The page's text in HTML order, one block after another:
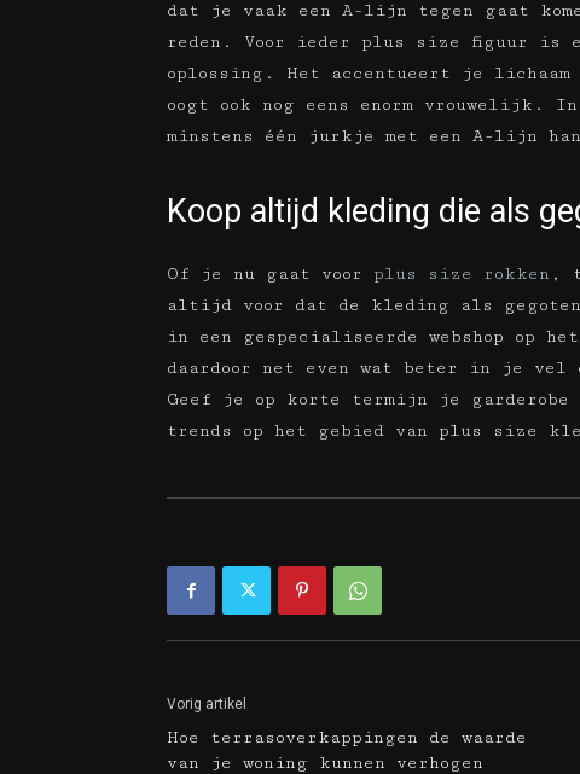
dat je vaak een A-lijn tegen gaat
reden. Voor ieder plus size figuur is
oplossing. Het accentueert je
oogt ook nog eens enorm vrouwelijk.
minstens één jurkje met een A-lijn
Koop altijd kleding die als
Of je nu gaat voor plus size rokken ,
altijd voor dat de kleding als gegoten
in een gespecialiseerde webshop op
daardoor net even wat beter in je
Geef je op korte termijn je garderobe
trends op het gebied van plus size
Vorig artikel
Hoe terrasoverkappingen de waarde
van je woning kunnen verhogen